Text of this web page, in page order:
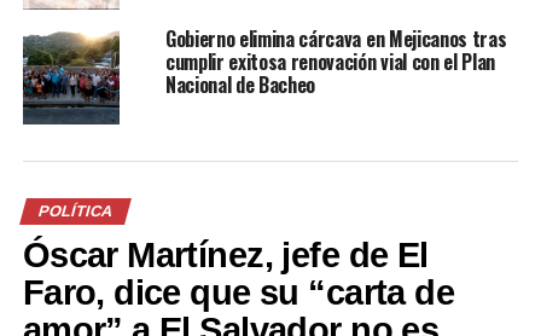
“Aspiro a tener 20 o 30
Leonardo Bonilla, diputado
no partidario electo
12 marzo, 2018
En «Política»
ALERTA: Diputados
elecciones
10 abril, 2019
En «Nacionales»
Gobierno elimina cárcava en Mejicanos tras
cumplir exitosa renovación vial con el Plan
Nacional de Bacheo
POLÍTICA
Óscar Martínez, jefe de El
Faro, dice que su “carta de